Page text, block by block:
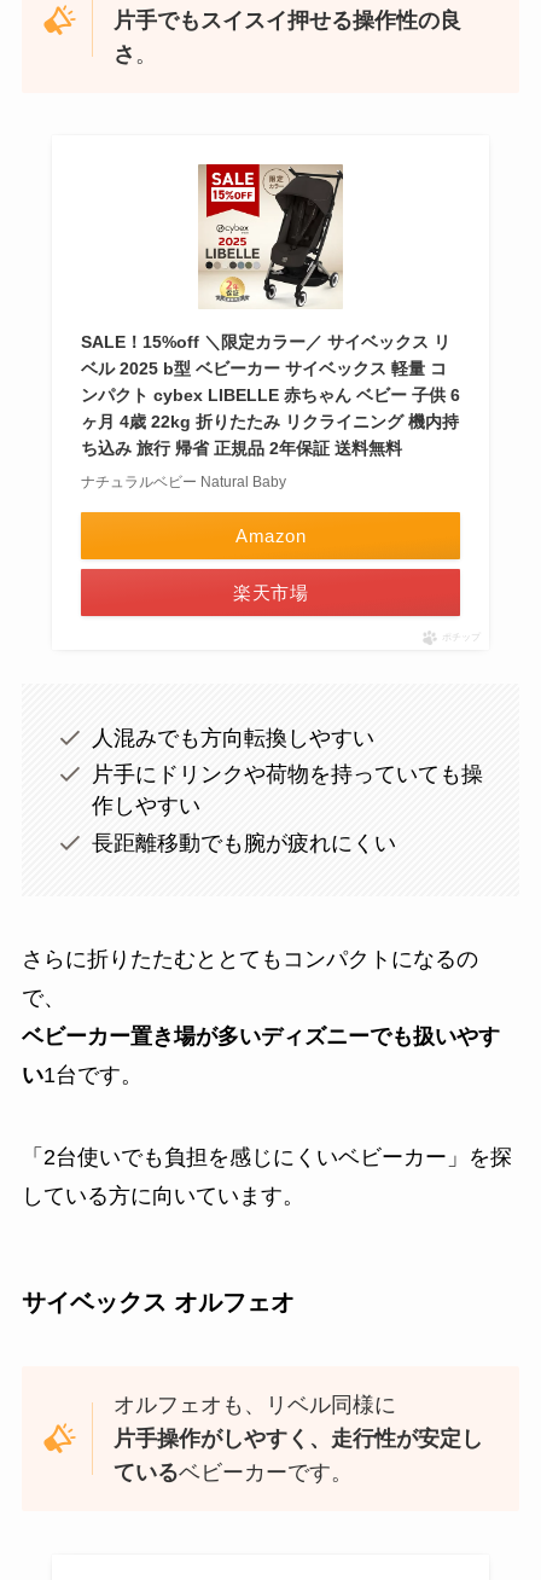
片手でもスイスイ押せる操作性の良
さ 。
SALE！15%off ＼限定カラー／ サイベックス リ
ベル 2025 b型 ベビーカー サイベックス 軽量 コ
ンパクト cybex LIBELLE 赤ちゃん ベビー 子供 6
ヶ月 4歳 22kg 折りたたみ リクライニング 機内持
ち込み 旅行 帰省 正規品 2年保証 送料無料
ナチュラルベビー Natural Baby
Amazon
楽天市場
ポチップ
人混みでも方向転換しやすい
片手にドリンクや荷物を持っていても操
作しやすい
長距離移動でも腕が疲れにくい
さらに折りたたむととてもコンパクトになるの
で、
ベビーカー置き場が多いディズニーでも扱いやす
い1台です。
「2台使いでも負担を感じにくいベビーカー」を探
している方に向いています。
サイベックス オルフェオ
オルフェオも、リベル同様に
片手操作がしやすく、走行性が安定し
ているベビーカーです。